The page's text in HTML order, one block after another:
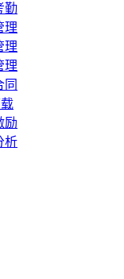
勤
理
理
理
同
励
析